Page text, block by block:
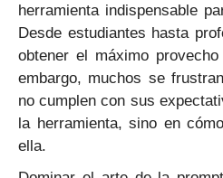
herramienta indispensable
Desde estudiantes hasta
obtener el máximo
embargo, muchos se
no cumplen con sus
la herramienta, sino en
ella.